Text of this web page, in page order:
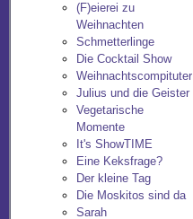
(F)eierei zu
Weihnachten
Schmetterlinge
Die Cocktail Show
Weihnachtscompituter
Julius und die Geister
Vegetarische
Momente
It's ShowTIME
Eine Keksfrage?
Der kleine Tag
Die Moskitos sind da
Sarah